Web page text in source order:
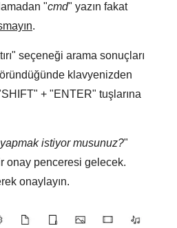
"cmd" yazın fakat
.
" seçeneği arama sonuçları
klavyenizden
SHIFT" + "ENTER" tuşlarına
istiyor musunuz?"
onay penceresi gelecek.
onaylayın.